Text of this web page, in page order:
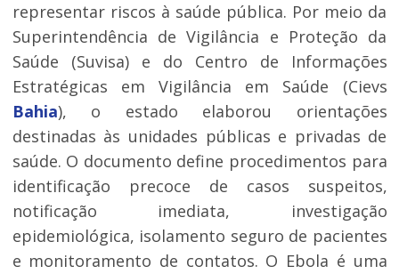
representar riscos à saúde pública. Por meio da
Superintendência de Vigilância e Proteção da
Saúde (Suvisa) e do Centro de Informações
Estratégicas em Vigilância em Saúde (Cievs
Bahia), o estado elaborou orientações
destinadas às unidades públicas e privadas de
saúde. O documento define procedimentos para
identificação precoce de casos suspeitos,
notificação imediata, investigação
epidemiológica, isolamento seguro de pacientes
e monitoramento de contatos. O Ebola é uma